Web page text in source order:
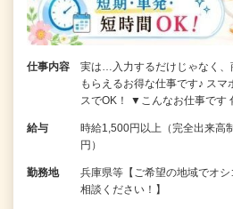
仕事内容
実は…入力するだけじゃなく
もらえるお得な仕事です♪ ス
スでOK！ ▼こんなお仕事です
給与
時給1,500円以上（完全出来高
円）
勤務地
兵庫県等【ご希望の地域でオ
相談ください！】